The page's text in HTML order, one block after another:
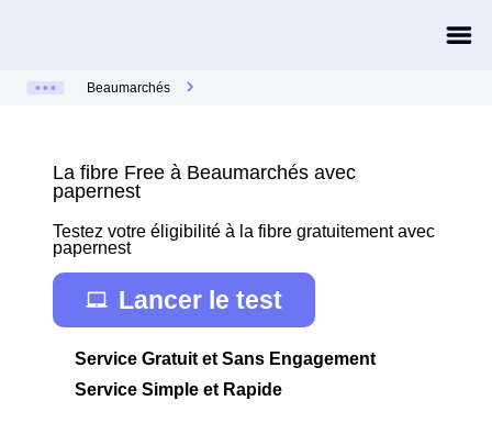
Beaumarchés
La fibre Free à Beaumarchés avec
papernest
Testez votre éligibilité à la fibre gratuitement avec
papernest
Lancer le test
Service Gratuit et Sans Engagement
Service Simple et Rapide